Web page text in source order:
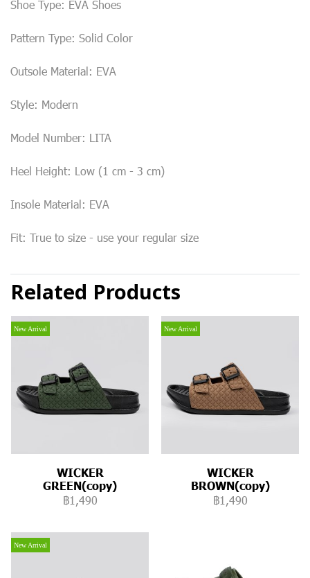
Shoe Type: EVA Shoes
Pattern Type: Solid Color
Outsole Material: EVA
Style: Modern
Model Number: LITA
Heel Height: Low (1 cm - 3 cm)
Insole Material: EVA
Fit: True to size - use your regular size
Related Products
New Arrival
WICKER
GREEN(copy)
฿1,490
New Arrival
WICKER
BROWN(copy)
฿1,490
New Arrival